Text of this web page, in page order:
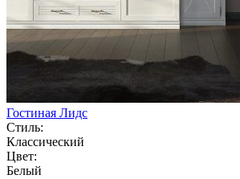
Гостиная Лидс
Стиль:
Классический
Цвет:
Белый